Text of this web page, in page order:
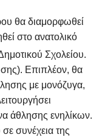
θα διαμορφωθεί
στο ανατολικό
Σχολείου.
Επιπλέον, θα
με μονόζυγα,
άθλησης ενηλίκων.
συνέχεια της